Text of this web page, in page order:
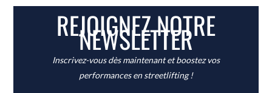
REJOIGNEZ NOTRE
NEWSLETTER
Inscrivez-vous dès maintenant et boostez vos
performances en streetlifting !